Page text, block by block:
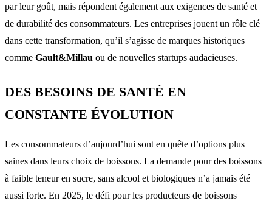
par leur goût, mais répondent également aux exigences de santé et
de durabilité des consommateurs. Les entreprises jouent un rôle clé
dans cette transformation, qu’il s’agisse de marques historiques
comme Gault&Millau ou de nouvelles startups audacieuses.
DES BESOINS DE SANTÉ EN
CONSTANTE ÉVOLUTION
Les consommateurs d’aujourd’hui sont en quête d’options plus
saines dans leurs choix de boissons. La demande pour des boissons
à faible teneur en sucre, sans alcool et biologiques n’a jamais été
aussi forte. En 2025, le défi pour les producteurs de boissons